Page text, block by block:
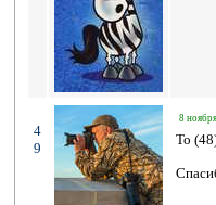
4
9
8
To